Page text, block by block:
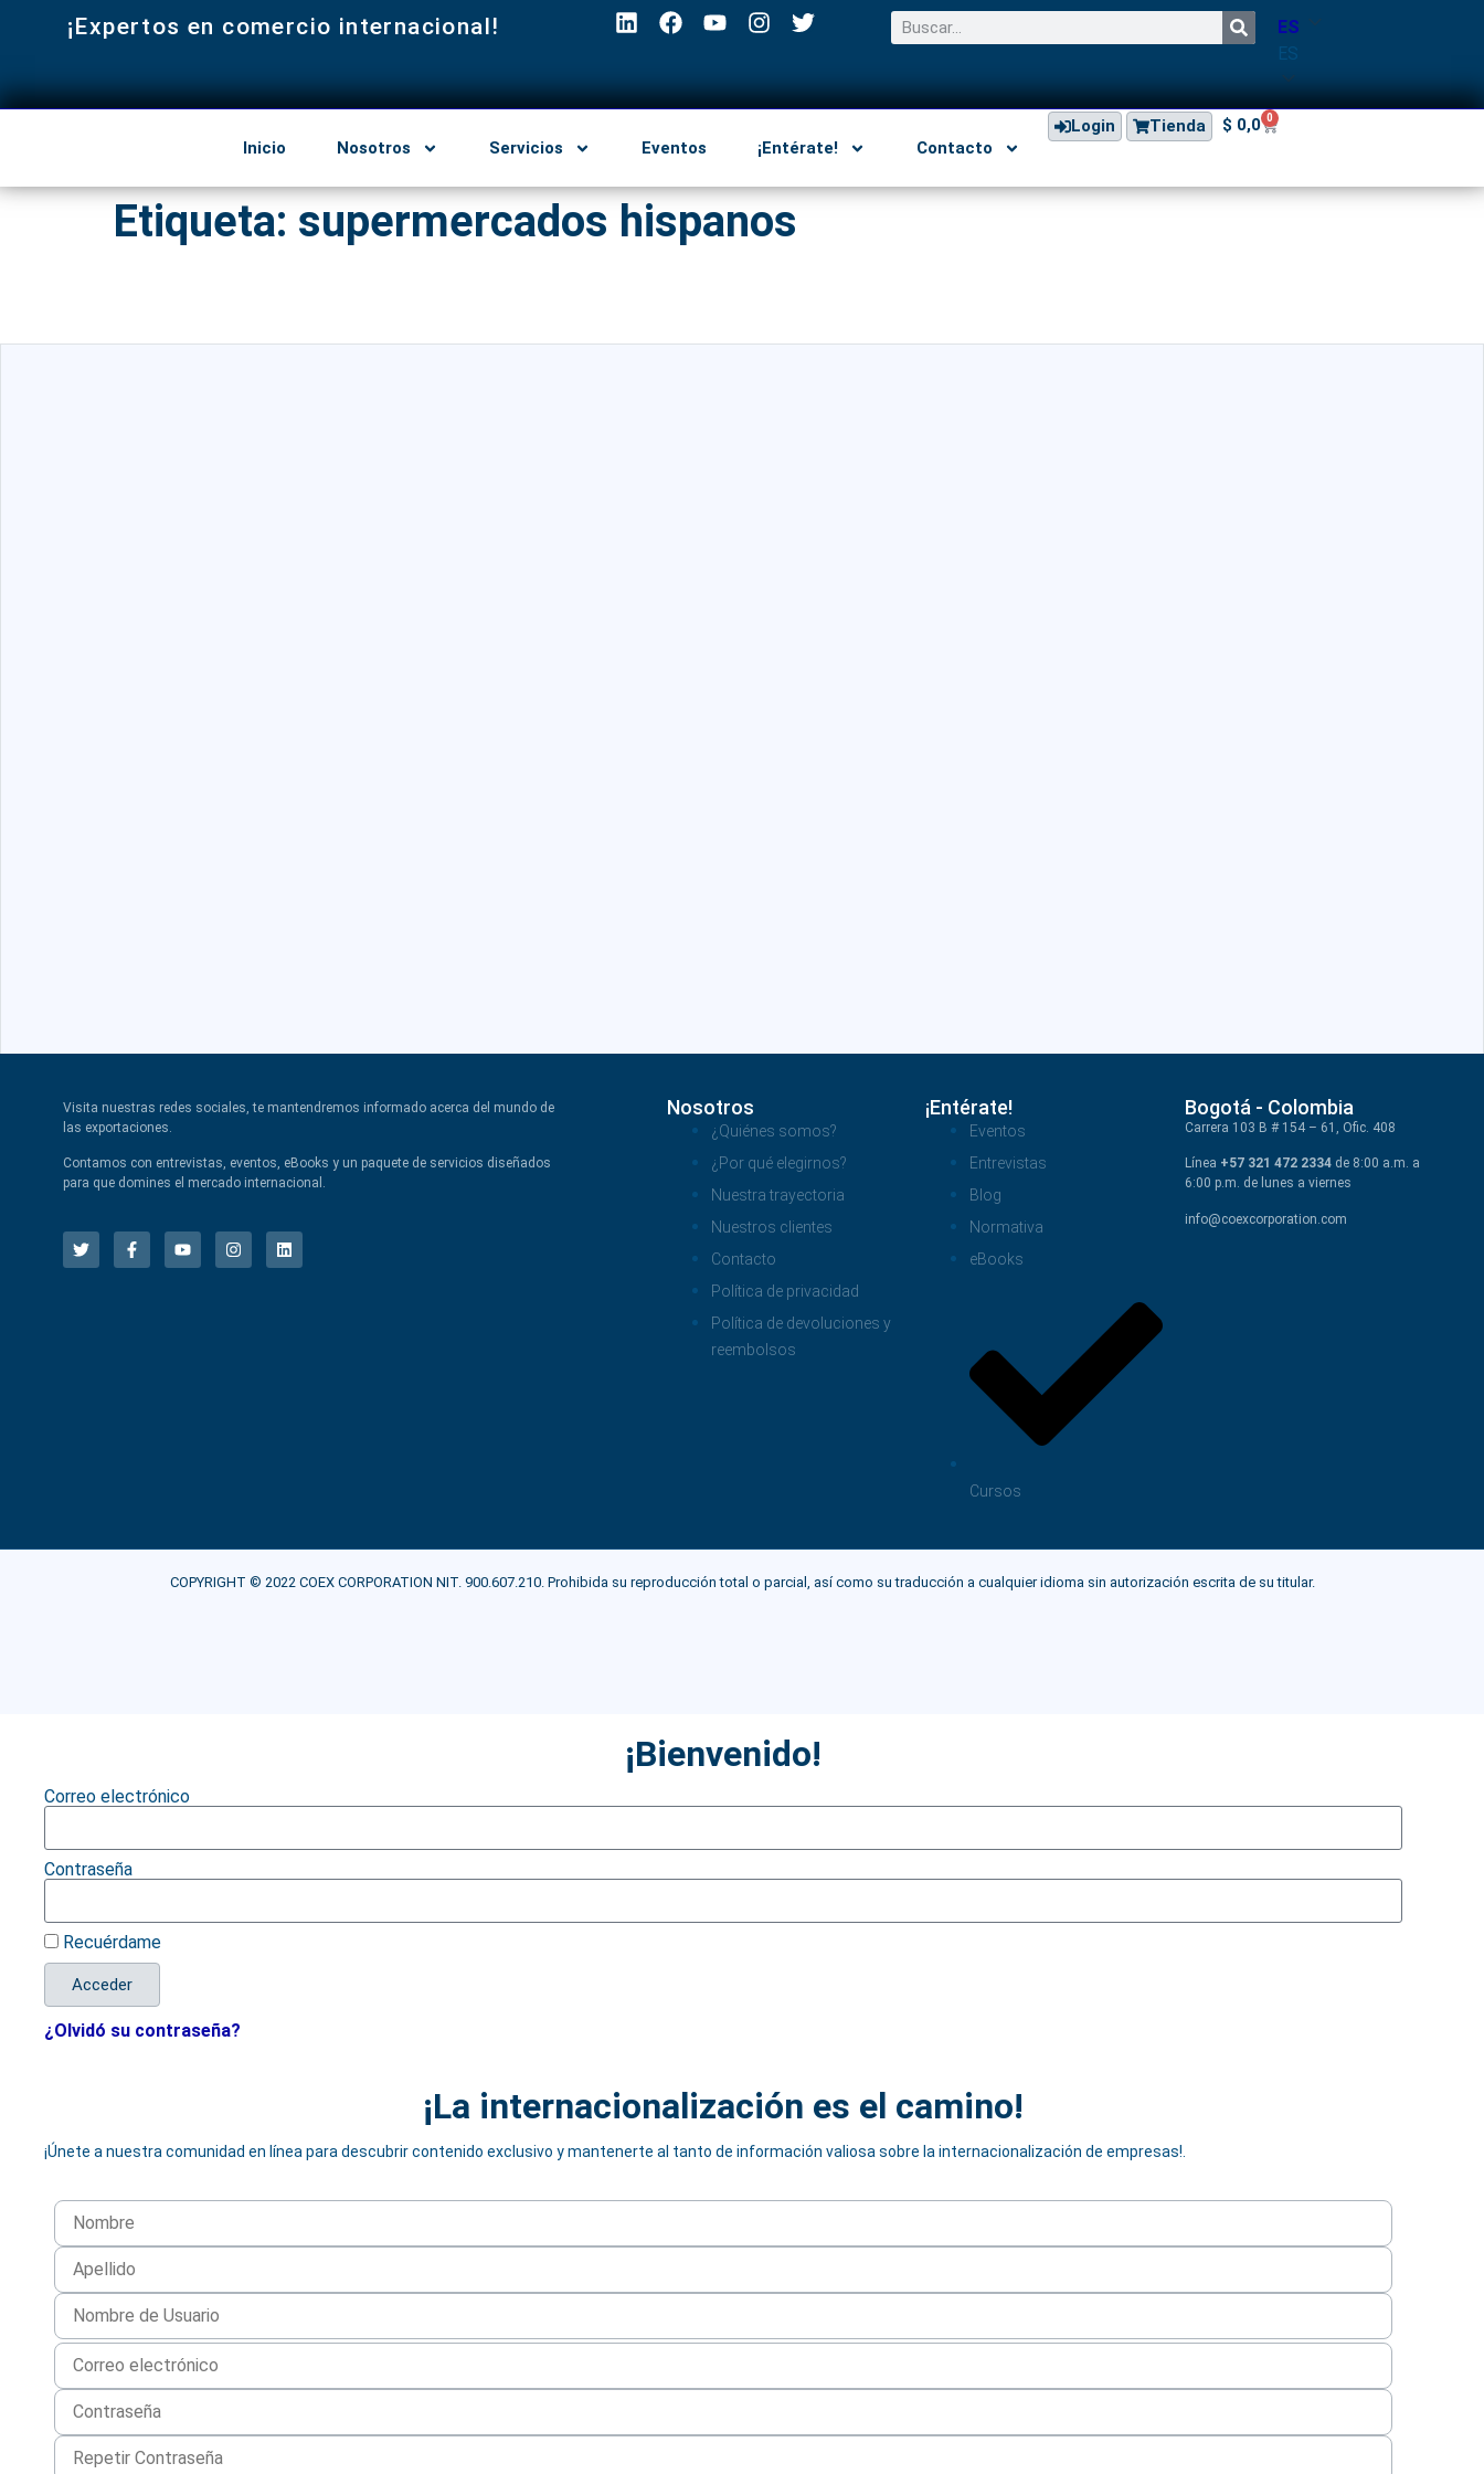
¡Expertos en comercio internacional!
ES
ES
Inicio Nosotros Servicios Eventos ¡Entérate! Contacto
Login Tienda $ 0,0 0
Etiqueta: supermercados hispanos
Visita nuestras redes sociales, te mantendremos informado acerca del mundo de
las exportaciones.
Contamos con entrevistas, eventos, eBooks y un paquete de servicios diseñados
para que domines el mercado internacional.
Nosotros
¿Quiénes somos?
¿Por qué elegirnos?
Nuestra trayectoria
Nuestros clientes
Contacto
Política de privacidad
Política de devoluciones y
reembolsos
¡Entérate!
Eventos
Entrevistas
Blog
Normativa
eBooks
Cursos
Bogotá - Colombia
Carrera 103 B # 154 – 61, Ofic. 408
Línea +57 321 472 2334 de 8:00 a.m. a
6:00 p.m. de lunes a viernes
info@coexcorporation.com
COPYRIGHT © 2022 COEX CORPORATION NIT. 900.607.210. Prohibida su reproducción total o parcial, así como su traducción a cualquier idioma sin autorización escrita de su titular.
¡Bienvenido!
Correo electrónico
Contraseña
Recuérdame
Acceder
¿Olvidó su contraseña?
¡La internacionalización es el camino!
¡Únete a nuestra comunidad en línea para descubrir contenido exclusivo y mantenerte al tanto de información valiosa sobre la internacionalización de empresas!.